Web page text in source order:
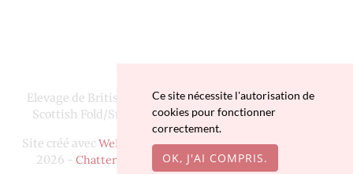
Elevage de British Longhair, Highland Fold/Straight et
Scottish Fold/Straight depuis 2016 situé en Finistère
Site créé avec WeBreed
- Copyright© Chatterie Da Viken
2026 - Chatterie Da Vikensurchat-et-chaton.com
Ce site nécessite l'autorisation de
cookies pour fonctionner
correctement.
OK, J'AI COMPRIS.